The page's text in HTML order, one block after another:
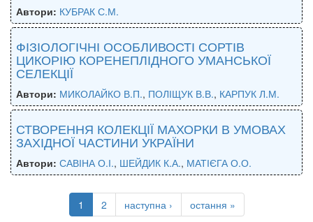
Автори: КУБРАК С.М.
ФІЗІОЛОГІЧНІ ОСОБЛИВОСТІ СОРТІВ
ЦИКОРІЮ КОРЕНЕПЛІДНОГО УМАНСЬКОЇ
СЕЛЕКЦІЇ
Автори: МИКОЛАЙКО В.П., ПОЛІЩУК В.В., КАРПУК Л.М.
СТВОРЕННЯ КОЛЕКЦІЇ МАХОРКИ В УМОВАХ
ЗАХІДНОЇ ЧАСТИНИ УКРАЇНИ
Автори: САВІНА О.І., ШЕЙДИК К.А., МАТІЄГА О.О.
1 2 наступна › остання »